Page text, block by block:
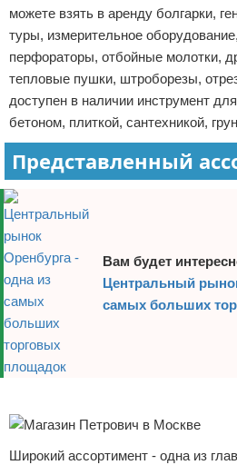
можете взять в аренду болгарки,
туры, измерительное
перфораторы, отбойные молотки,
тепловые пушки, штроборезы,
доступен в наличии инструмент
бетоном, плиткой, сантехникой,
Представленный
Вам будет
Центральный
самых больших
Широкий ассортимент - одна из